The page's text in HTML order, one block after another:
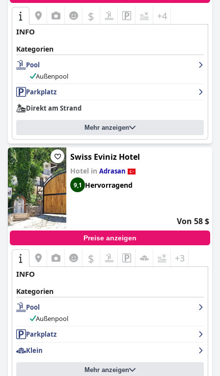
$ +4
INFO
Kategorien
Pool
Außenpool
Parkplatz
Direkt am Strand
Mehr anzeigen
Swiss Eviniz Hotel
Hotel in Adrasan
9,1 Hervorragend
Von 58 $
Preise anzeigen
$ +3
INFO
Kategorien
Pool
Außenpool
Parkplatz
Klein
Mehr anzeigen